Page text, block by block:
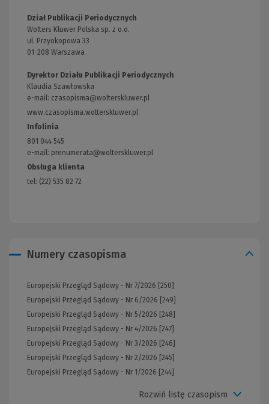
Dział Publikacji Periodycznych
Wolters Kluwer Polska sp. z o.o.
ul. Przyokopowa 33
01-208 Warszawa
Dyrektor Działu Publikacji Periodycznych
Klaudia Szawłowska
e-mail: czasopisma@wolterskluwer.pl
www.czasopisma.wolterskluwer.pl
Infolinia
801 044 545
e-mail: prenumerata@wolterskluwer.pl
Obsługa klienta
tel: (22) 535 82 72
Numery czasopisma
Europejski Przegląd Sądowy - Nr 7/2026 [250]
Europejski Przegląd Sądowy - Nr 6/2026 [249]
Europejski Przegląd Sądowy - Nr 5/2026 [248]
Europejski Przegląd Sądowy - Nr 4/2026 [247]
Europejski Przegląd Sądowy - Nr 3/2026 [246]
Europejski Przegląd Sądowy - Nr 2/2026 [245]
Europejski Przegląd Sądowy - Nr 1/2026 [244]
Rozwiń listę czasopism